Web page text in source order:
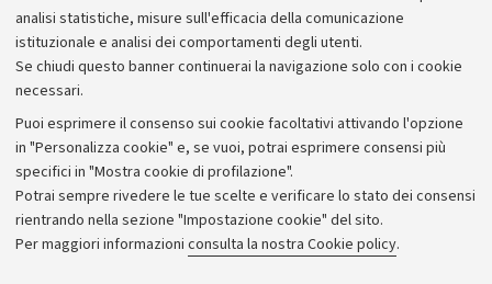
analisi statistiche, misure sull'efficacia della comunicazione
istituzionale e analisi dei comportamenti degli utenti.
Se chiudi questo banner continuerai la navigazione solo con i cookie
necessari.
Puoi esprimere il consenso sui cookie facoltativi attivando l'opzione
in "Personalizza cookie" e, se vuoi, potrai esprimere consensi più
specifici in "Mostra cookie di profilazione".
Potrai sempre rivedere le tue scelte e verificare lo stato dei consensi
rientrando nella sezione "Impostazione cookie" del sito.
Per maggiori informazioni consulta la nostra Cookie policy.
Archivio
Comunicati stampa
Redazione
Rassegna stampa